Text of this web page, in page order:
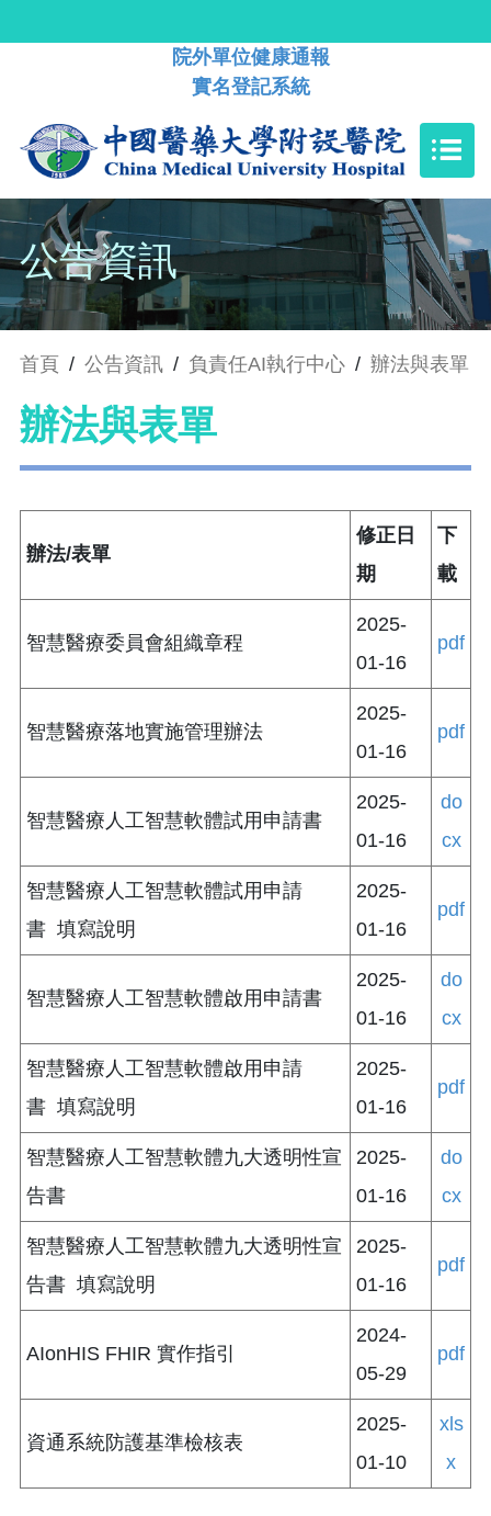
院外單位健康通報
實名登記系統
公告資訊
首頁 / 公告資訊 / 負責任AI執行中心 / 辦法與表單
辦法與表單
辦法/表單
修正日
期
下
載
智慧醫療委員會組織章程
2025-
01-16
pdf
智慧醫療落地實施管理辦法
2025-
01-16
pdf
智慧醫療人工智慧軟體試用申請書
2025-
01-16
do
cx
智慧醫療人工智慧軟體試用申請
書 填寫說明
2025-
01-16
pdf
智慧醫療人工智慧軟體啟用申請書
2025-
01-16
do
cx
智慧醫療人工智慧軟體啟用申請
書 填寫說明
2025-
01-16
pdf
智慧醫療人工智慧軟體九大透明性宣
告書
2025-
01-16
do
cx
智慧醫療人工智慧軟體九大透明性宣
告書 填寫說明
2025-
01-16
pdf
AIonHIS FHIR 實作指引
2024-
05-29
pdf
資通系統防護基準檢核表
2025-
01-10
xls
x